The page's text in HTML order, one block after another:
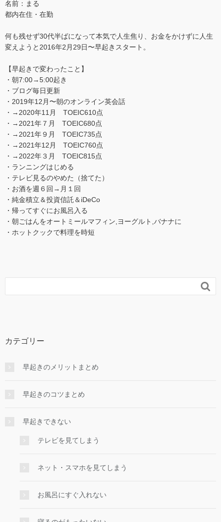
名前：まる
都内在住・在勤
何も残せず30代半ばになって本気で人生焦り、お金をかけずに人生
変えようと2016年2月29日〜早起きスタート。
【早起きで変わったこと】
・朝7:00→5:00起き
・ブログ毎日更新
・2019年12月〜朝のオンライン英会話
・→2020年11月 TOEIC610点
・→2021年７月 TOEIC680点
・→2021年９月 TOEIC735点
・→2021年12月 TOEIC760点
・→2022年３月 TOEIC815点
・ランニングはじめる
・テレビ見るのやめた（捨てた）
・お酒を週６回→月１回
・純金積立＆投資信託＆iDeCo
・帰ってすぐにお風呂入る
・朝ごはんをオートミールマフィン,ヨーグルト,バナナに
・ホットクックで料理を時短

カテゴリー
早起きのメリットまとめ
早起きのコツまとめ
早起きできない
テレビを見てしまう
ネット・スマホを見てしまう
お風呂にすぐ入れない